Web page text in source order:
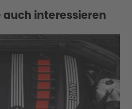
auch interessieren